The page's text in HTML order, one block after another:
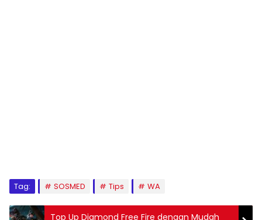
Tag: SOSMED Tips WA
Top Up Diamond Free Fire dengan Mudah